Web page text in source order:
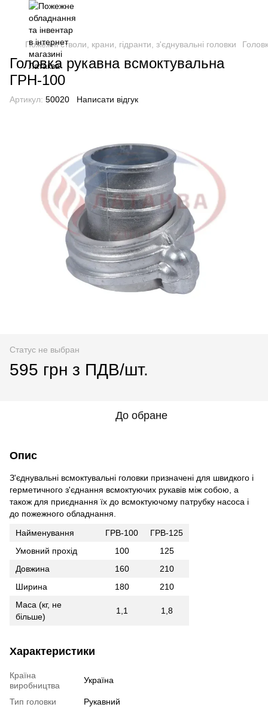
Пожежні стволи, крани, гідранти, з'єднувальні головки
Головка рукавна всмоктувальна
ГРН-100
Артикул: 50020 Написати відгук
Статус не выбран
595 грн з ПДВ/шт.
До обране
Опис
З'єднувальні всмоктувальні головки призначені для швидкого і
герметичного з'єднання всмоктуючих рукавів між собою, а
також для приєднання їх до всмоктуючому патрубку насоса і
до пожежного обладнання.
Найменування
ГРВ-100
ГРВ-125
Умовний прохід
100
125
Довжина
160
210
Ширина
180
210
Маса (кг, не
більше)
1,1 1,8
Характеристики
Країна
виробництва
Україна
Тип головки
Рукавний